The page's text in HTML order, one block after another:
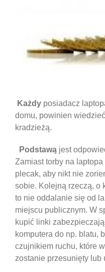
Każdy posiadacz
domu, powinien
kradzieżą.
Podstawą jest
Zamiast torby na
plecak, aby nikt nie
sobie. Kolejną rzeczą, o
to nie oddalanie się od
miejscu publicznym. W
kupić linki
komputera do np. blatu,
czujnikiem ruchu, które
zostanie przesunięty lub